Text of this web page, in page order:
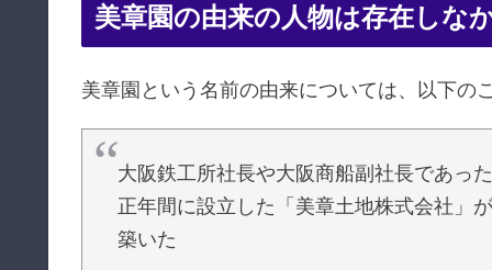
美章園の由来の人物は存在しな
美章園という名前の由来については、以下の
大阪鉄工所社長や大阪商船副社長であっ
正年間に設立した「美章土地株式会社」
築いた